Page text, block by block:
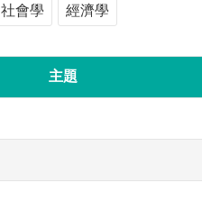
社會學 經濟學
主題